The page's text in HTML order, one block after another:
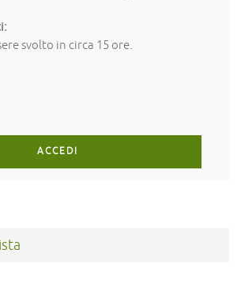
svolto in circa 15 ore.
ACCEDI